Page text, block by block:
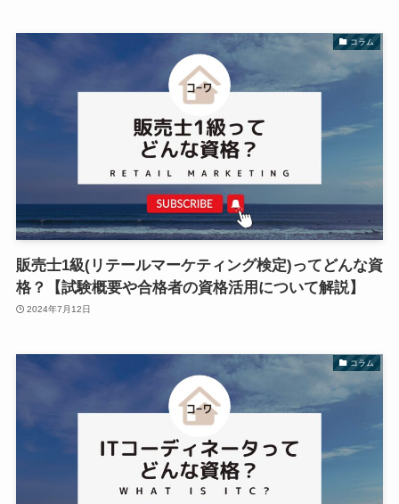
コラム
販売士1級(リテールマーケティング検定)ってどんな資
格？【試験概要や合格者の資格活用について解説】
2024年7月12日
コラム